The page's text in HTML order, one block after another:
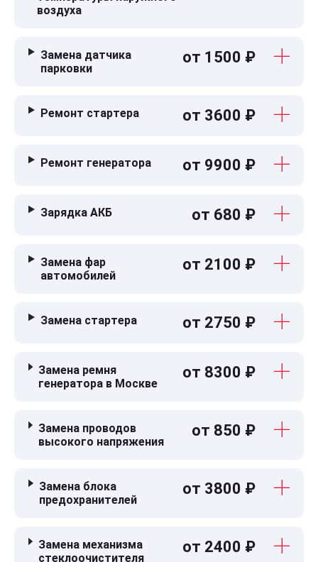
воздуха
Замена датчика
парковки
от 1500 ₽
Ремонт стартера от 3600 ₽
Ремонт генератора от 9900 ₽
Зарядка АКБ от 680 ₽
Замена фар
автомобилей
от 2100 ₽
Замена стартера от 2750 ₽
Замена ремня
генератора в Москве
от 8300 ₽
Замена проводов
высокого напряжения
от 850 ₽
Замена блока
предохранителей
от 3800 ₽
Замена механизма
стеклоочистителя
от 2400 ₽